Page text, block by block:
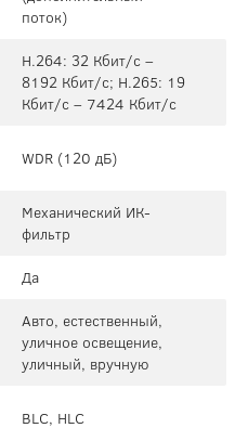
поток)
H.264: 32 Кбит/с –
8192 Кбит/с; H.265: 19
Кбит/с – 7424 Кбит/с
WDR (120 дБ)
Механический ИК-
фильтр
Да
Авто, естественный,
уличное освещение,
уличный, вручную
BLC, HLC